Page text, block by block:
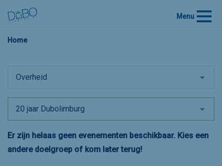
Menu
Home
Overheid
20 jaar Dubolimburg
Er zijn helaas geen evenementen beschikbaar. Kies een
andere doelgroep of kom later terug!